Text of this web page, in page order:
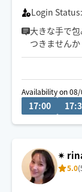
Login Status:
大きな手で
つきません
ックスでき
自己PR欄に
ご質問などご
Availability on 08/
17:00
✴︎
5.0